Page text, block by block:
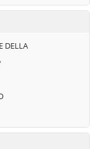
DELLA